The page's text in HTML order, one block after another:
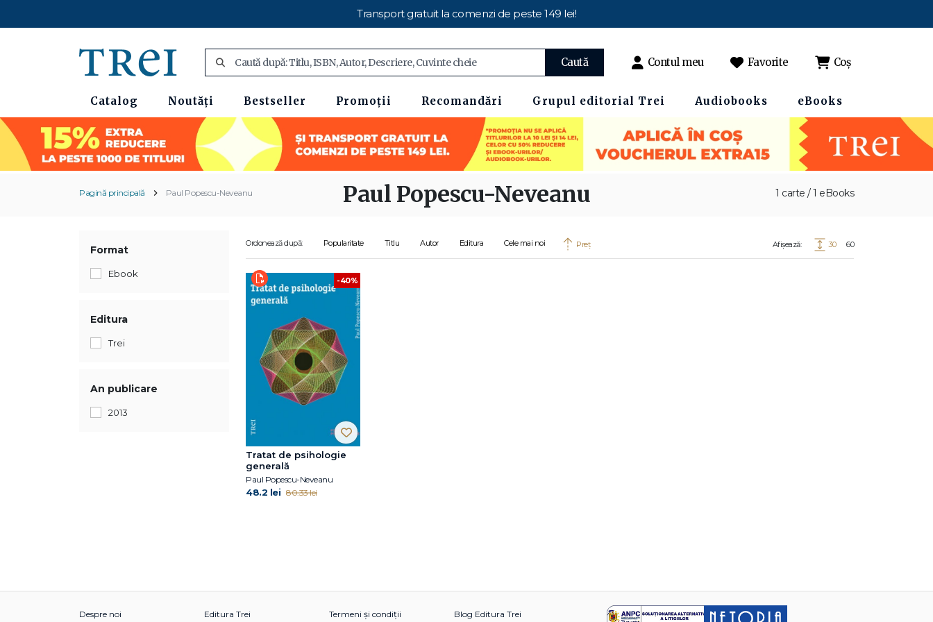
Transport gratuit la comenzi de peste 149 lei!
Caută Contul meu Favorite Coș
Catalog Noutăți Bestseller Promoții Recomandări Grupul editorial Trei Audiobooks eBooks
Pagină principală Paul Popescu-Neveanu 1 carte / 1 eBooks
Paul Popescu-Neveanu
Format
Ebook
Editura
Trei
An publicare
2013
Ordonează după: Popularitate Titlu Autor Editura Cele mai noi Preț Afișează: 30 60
-40%
Tratat de psihologie
generală
Paul Popescu-Neveanu
48.2 lei 80.33 lei
Despre noi Editura Trei Termeni și condiții Blog Editura Trei